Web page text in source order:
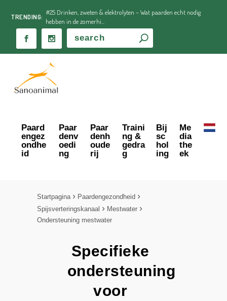
TRENDING:
#25 Drinken, zweten & elektrolyten – Wat paarden echt nodig
hebben in de zomerhi...
Paard
engez
ondhe
id
Paar
denv
oedi
ng
Paar
denh
oude
rij
Traini
ng &
gedra
g
Bij
sc
hol
ing
Me
dia
the
ek
Startpagina
Paardengezondheid
Spijsverteringskanaal
Mestwater
Ondersteuning mestwater
Specifieke
ondersteuning
voor